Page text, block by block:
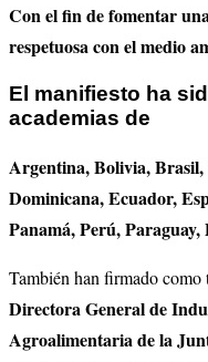
Con el fin de fomentar
respetuosa con el medio
El manifiesto ha
academias de
Argentina, Bolivia,
Dominicana, Ecuador,
Panamá, Perú,
También han firmado como
Directora General de
Agroalimentaria de la